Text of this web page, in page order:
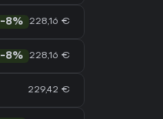
-8% 228,16 €
-8% 228,16 €
229,42 €